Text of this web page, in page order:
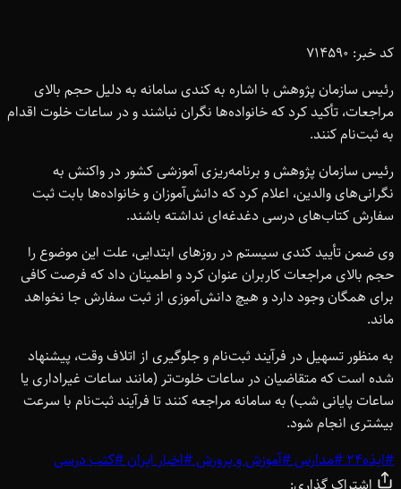
کد خبر: 714590
رئیس سازمان پژوهش با اشاره به کندی سامانه به دلیل حجم بالای
مراجعات، تأکید کرد که خانواده‌ها نگران نباشند و در ساعات خلوت اقدام
به ثبت‌نام کنند.
رئیس سازمان پژوهش و برنامه‌ریزی آموزشی کشور در واکنش به
نگرانی‌های والدین، اعلام کرد که دانش‌آموزان و خانواده‌ها بابت ثبت
سفارش کتاب‌های درسی دغدغه‌ای نداشته باشند.
وی ضمن تأیید کندی سیستم در روزهای ابتدایی، علت این موضوع را
حجم بالای مراجعات کاربران عنوان کرد و اطمینان داد که فرصت کافی
برای همگان وجود دارد و هیچ دانش‌آموزی از ثبت سفارش جا نخواهد
ماند.
به منظور تسهیل در فرآیند ثبت‌نام و جلوگیری از اتلاف وقت، پیشنهاد
شده است که متقاضیان در ساعات خلوت‌تر (مانند ساعات غیراداری یا
ساعات پایانی شب) به سامانه مراجعه کنند تا فرآیند ثبت‌نام با سرعت
بیشتری انجام شود.
#ایذه24 #مدارس#آموزش و پرورش#اخبار ایران#کتب درسی